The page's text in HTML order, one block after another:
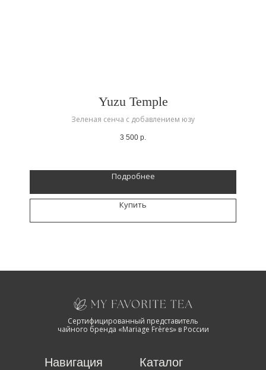
Yuzu Temple
Зеленая сенча с добавлением юзу
3 500 р.
Подробнее
Купить
Сертифицированный представитель
чайного бренда «Mariage Frères» в России
Навигация Каталог